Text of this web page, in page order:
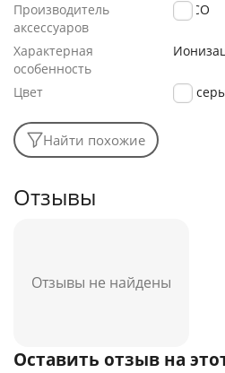
Производитель
аксессуаров
DOCO
Характерная
особенность
Цвет
Найти похожие
Отзывы
Отзывы не найдены
Оставить отзыв на